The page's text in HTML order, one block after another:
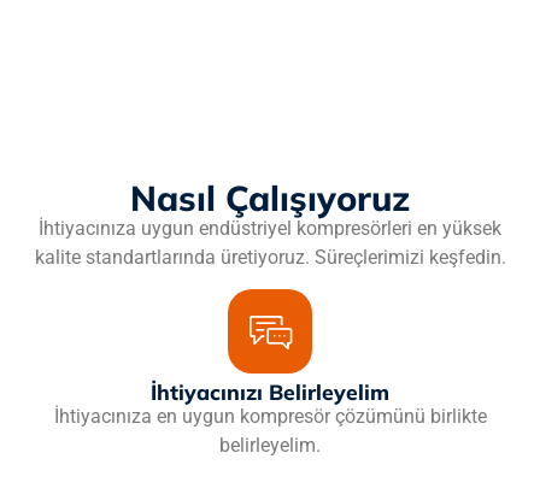
Nasıl Çalışıyoruz
İhtiyacınıza uygun endüstriyel kompresörleri en yüksek
kalite standartlarında üretiyoruz. Süreçlerimizi keşfedin.
İhtiyacınızı Belirleyelim
İhtiyacınıza en uygun kompresör çözümünü birlikte
belirleyelim.